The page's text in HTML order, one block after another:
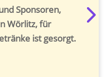
Sponsoren,
Wörlitz, für
ist gesorgt.